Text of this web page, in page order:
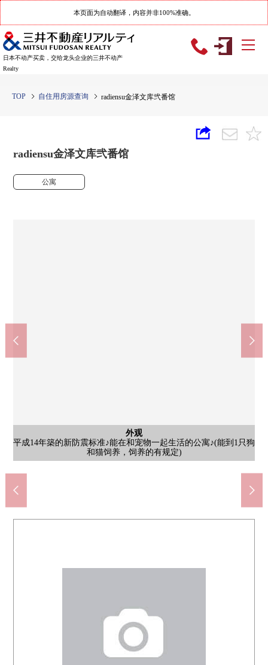
本页面为自动翻译，内容并非100%准确。
日本不动产买卖，交给龙头企业的三井不动产
Realty
TOP 自住用房源查询 radiensu金泽文库弐番馆
radiensu金泽文库弐番馆
公寓
外观
平成14年築的新防震标准♪能在和宠物一起生活的公寓♪(能到1只狗
和猫饲养，饲养的有规定)
风景
来自南侧阳台的风景♪(所有者的提供照片)
风景
来自生活一侧阳台的风景♪(所有者的提供照片)
外观
最上階以及西南的角部屋住戸♪阳光在南和适合西面的宽敞的阳台
良好♪
停车场
共有部分
自行车停放处！
入口
有便利的智能快递柜，监视照相机，防盗门设备♪
锅利谷小学(约380m)
步行5分钟
锅利谷中学(约1050m)
步行14分钟
sotetsu Ｒｏｓｅｎ锅利谷店(约890m)
步行12分钟
Lawson横滨釜利谷东5丁目商店(约770m)
步行10分钟
釜利谷西1丁目公园(约50m)
步行1分钟
Create SD金泽锅利谷店(约970m)
步行13分钟
金泽白百合诊所(约180m)
步行3分钟
横滨锅利谷邮局(约740m)
步行10分钟